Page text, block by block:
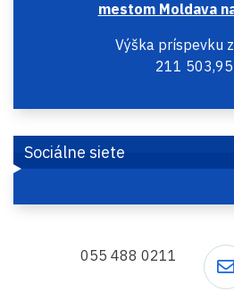
mestom Moldava
Výška príspevku
211
Sociálne siete
055 488 0211